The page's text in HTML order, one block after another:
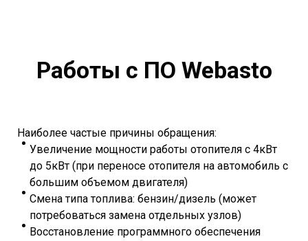
Работы с ПО Webasto
Наиболее частые причины обращения:
Увеличение мощности работы отопителя с 4кВт
до 5кВт (при переносе отопителя на автомобиль с
большим объемом двигателя)
Смена типа топлива: бензин/дизель (может
потребоваться замена отдельных узлов)
Восстановление программного обеспечения